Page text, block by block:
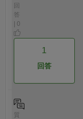
回
答
| 0
1
回答
質